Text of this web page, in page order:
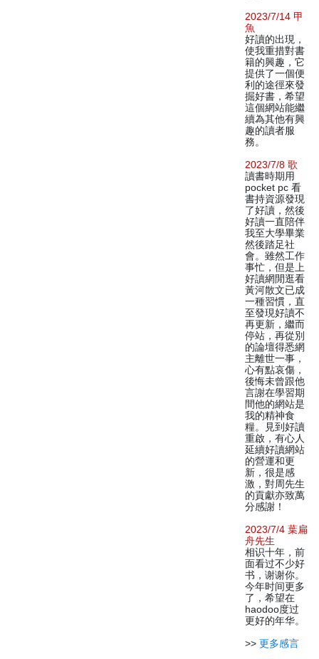
2023/7/14 甲
魚
好讀的出現，
使我重措對書
籍的興趣，它
提供了一個便
利的途徑來發
掘好書，希望
這個網站能繼
續為其他有興
趣的讀者服
務。
2023/7/8 歌
讀書時期用
pocket pc 看
書持資源發現
了好讀，然後
好讀一直陪伴
我至大學畢業
然後踏足社
會。雖然工作
事忙，但是上
好讀網閒逛看
黃河散文已成
一種習慣，直
至發現好讀不
再更新，繼而
停站，再從別
的論壇得悉網
主離世一事，
心有點哀傷，
後悔未曾跟他
言謝在學習期
間他的網站是
我的精神食
糧。見到好讀
重啟，有心人
延續好讀網站
的營運和更
新，很是感
激，對周先生
的貢獻亦致萬
分感謝！
2023/7/4 葉扁
舟先生
相识十年，前
面看过不少好
书，谢谢你。
今年时间更多
了，希望在
haodoo度过
更好的年华。
>> 更多感言